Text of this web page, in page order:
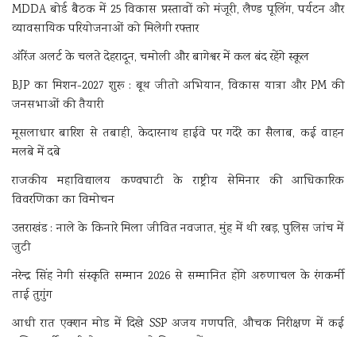
MDDA बोर्ड बैठक में 25 विकास प्रस्तावों को मंजूरी, लैण्ड पूलिंग, पर्यटन और
व्यावसायिक परियोजनाओं को मिलेगी रफ्तार
ऑरेंज अलर्ट के चलते देहरादून, चमोली और बागेश्वर में कल बंद रहेंगे स्कूल
BJP का मिशन-2027 शुरू : बूथ जीतो अभियान, विकास यात्रा और PM की
जनसभाओं की तैयारी
मूसलाधार बारिश से तबाही, केदारनाथ हाईवे पर गदेरे का सैलाब, कई वाहन
मलबे में दबे
राजकीय महाविद्यालय कण्वघाटी के राष्ट्रीय सेमिनार की आधिकारिक
विवरणिका का विमोचन
उत्तराखंड : नाले के किनारे मिला जीवित नवजात, मुंह में थी रबड़, पुलिस जांच में
जुटी
नरेन्द्र सिंह नेगी संस्कृति सम्मान 2026 से सम्मानित होंगे अरुणाचल के रंगकर्मी
ताई तुगुंग
आधी रात एक्शन मोड में दिखे SSP अजय गणपति, औचक निरीक्षण में कई